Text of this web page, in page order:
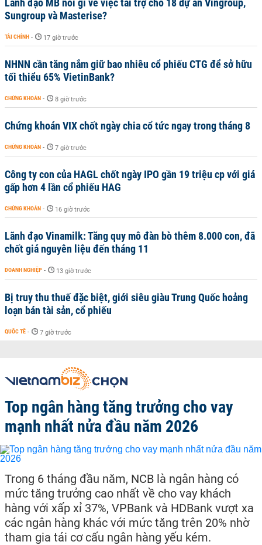
Sungroup và Masterise?
TÀI CHÍNH - 17 giờ trước
NHNN cần tăng nắm giữ bao nhiêu cổ phiếu CTG để sở hữu
tối thiểu 65% VietinBank?
CHỨNG KHOÁN - 8 giờ trước
Chứng khoán VIX chốt ngày chia cổ tức ngay trong tháng 8
CHỨNG KHOÁN - 7 giờ trước
Công ty con của HAGL chốt ngày IPO gần 19 triệu cp với giá
gấp hơn 4 lần cổ phiếu HAG
CHỨNG KHOÁN - 16 giờ trước
Lãnh đạo Vinamilk: Tăng quy mô đàn bò thêm 8.000 con, đã
chốt giá nguyên liệu đến tháng 11
DOANH NGHIỆP - 13 giờ trước
Bị truy thu thuế đặc biệt, giới siêu giàu Trung Quốc hoảng
loạn bán tài sản, cổ phiếu
QUỐC TẾ - 7 giờ trước
Top ngân hàng tăng trưởng cho vay
mạnh nhất nửa đầu năm 2026
Trong 6 tháng đầu năm, NCB là ngân hàng có
mức tăng trưởng cao nhất về cho vay khách
hàng với xấp xỉ 37%, VPBank và HDBank vượt xa
các ngân hàng khác với mức tăng trên 20% nhờ
tham gia tái cơ cấu ngân hàng yếu kém.